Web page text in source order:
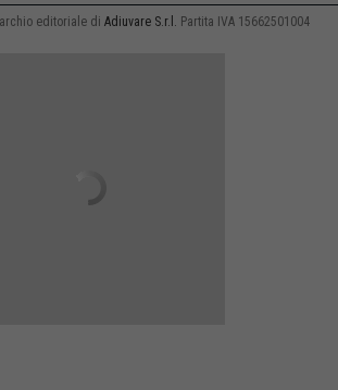
editoriale di Adiuvare S.r.l. Partita IVA 15662501004